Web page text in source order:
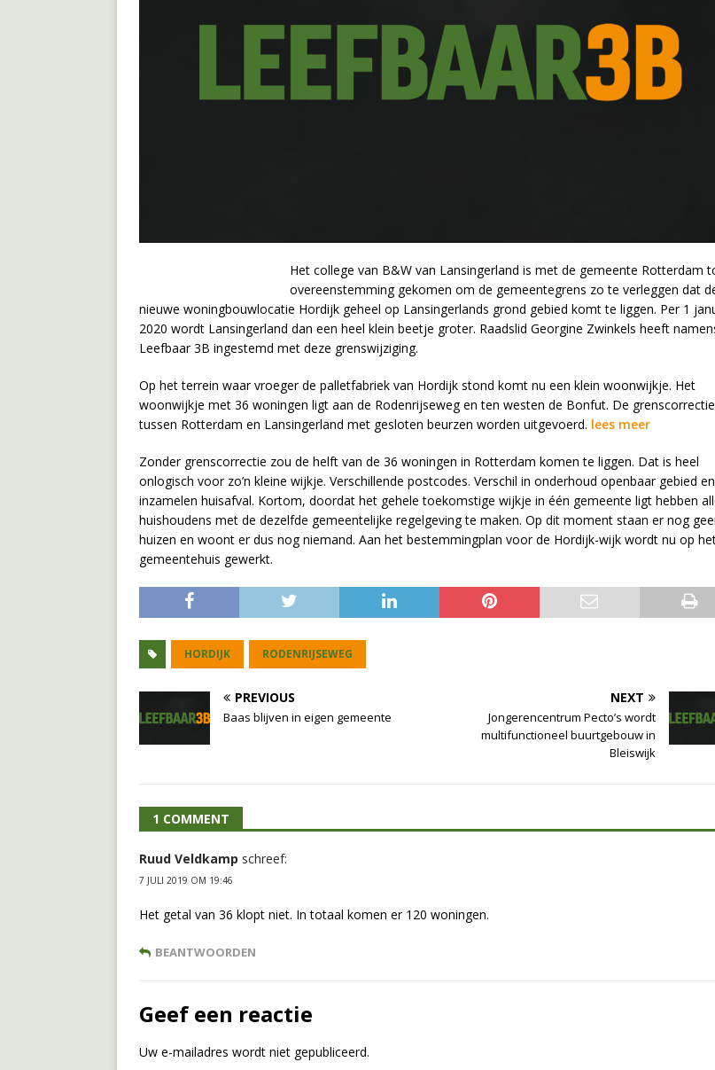
Het college van B&W van Lansingerland is met de gemeente Rotterdam
overeenstemming gekomen om de gemeentegrens zo te verleggen dat
nieuwe woningbouwlocatie Hordijk geheel op Lansingerlands grond gebied komt te liggen. Per 1
2020 wordt Lansingerland dan een heel klein beetje groter. Raadslid Georgine Zwinkels heeft
Leefbaar 3B ingestemd met deze grenswijziging.
Op het terrein waar vroeger de palletfabriek van Hordijk stond komt nu een klein woonwijkje. Het
woonwijkje met 36 woningen ligt aan de Rodenrijseweg en ten westen de Bonfut. De
tussen Rotterdam en Lansingerland met gesloten beurzen worden uitgevoerd. lees meer
Zonder grenscorrectie zou de helft van de 36 woningen in Rotterdam komen te liggen. Dat is heel
onlogisch voor zo’n kleine wijkje. Verschillende postcodes. Verschil in onderhoud openbaar gebied en
inzamelen huisafval. Kortom, doordat het gehele toekomstige wijkje in één gemeente ligt hebben
huishoudens met de dezelfde gemeentelijke regelgeving te maken. Op dit moment staan er nog
huizen en woont er dus nog niemand. Aan het bestemmingplan voor de Hordijk-wijk wordt nu op
gemeentehuis gewerkt.
HORDIJK RODENRIJSEWEG
PREVIOUS
Baas blijven in eigen gemeente
NEXT
Jongerencentrum Pecto’s wordt
multifunctioneel buurtgebouw in
Bleiswijk
1 COMMENT
Ruud Veldkamp schreef:
7 JULI 2019 OM 19:46
Het getal van 36 klopt niet. In totaal komen er 120 woningen.
BEANTWOORDEN
Geef een reactie
Uw e-mailadres wordt niet gepubliceerd.